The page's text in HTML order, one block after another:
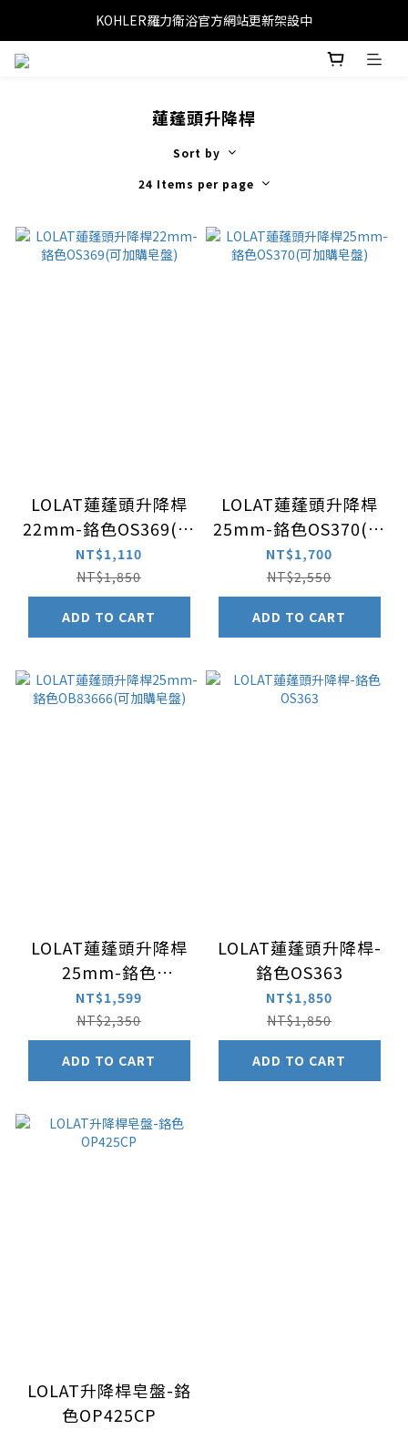
KOHLER羅力衛浴官方網站更新架設中
蓮蓬頭升降桿
Sort by
24 Items per page
LOLAT蓮蓬頭升降桿
22mm-鉻色OS369(可
加購皂盤)
NT$1,110
NT$1,850
ADD TO CART
LOLAT蓮蓬頭升降桿
25mm-鉻色OS370(可
加購皂盤)
NT$1,700
NT$2,550
ADD TO CART
LOLAT蓮蓬頭升降桿
25mm-鉻色
OB83666(可加購皂
盤)
NT$1,599
NT$2,350
ADD TO CART
LOLAT蓮蓬頭升降桿-
鉻色OS363
NT$1,850
NT$1,850
ADD TO CART
LOLAT升降桿皂盤-鉻
色OP425CP